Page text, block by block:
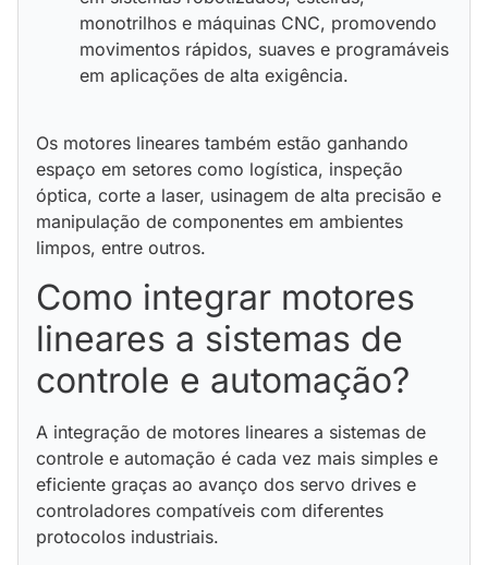
monotrilhos e máquinas CNC, promovendo
movimentos rápidos, suaves e programáveis
em aplicações de alta exigência.
Os motores lineares também estão ganhando
espaço em setores como logística, inspeção
óptica, corte a laser, usinagem de alta precisão e
manipulação de componentes em ambientes
limpos, entre outros.
Como integrar motores
lineares a sistemas de
controle e automação?
A integração de motores lineares a sistemas de
controle e automação é cada vez mais simples e
eficiente graças ao avanço dos servo drives e
controladores compatíveis com diferentes
protocolos industriais.